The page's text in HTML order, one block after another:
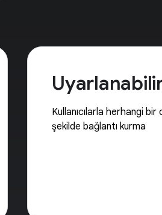
Kullanıcılarla herhangi
şekilde bağlantı kurma